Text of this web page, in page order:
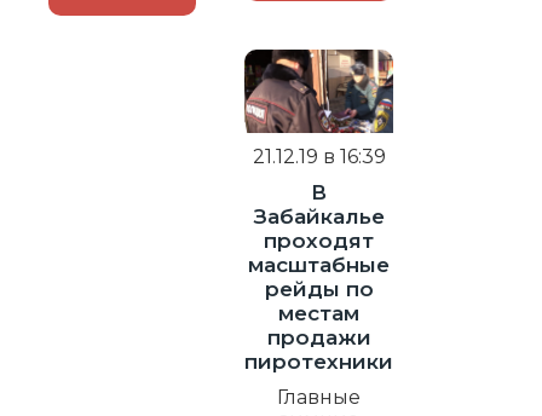
21.12.19 в 16:39
В
Забайкалье
проходят
масштабные
рейды по
местам
продажи
пиротехники
Главные